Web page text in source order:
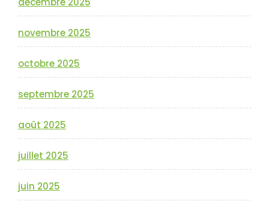
novembre 2025
octobre 2025
septembre 2025
août 2025
juillet 2025
juin 2025